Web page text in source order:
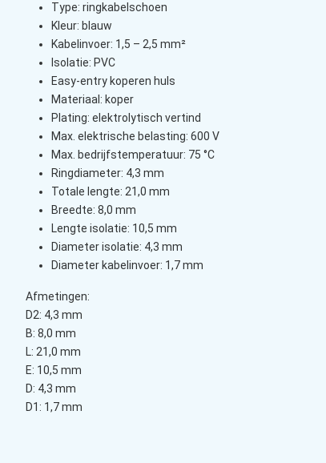
Type: ringkabelschoen
Kleur: blauw
Kabelinvoer: 1,5 – 2,5 mm²
Isolatie: PVC
Easy-entry koperen huls
Materiaal: koper
Plating: elektrolytisch vertind
Max. elektrische belasting: 600 V
Max. bedrijfstemperatuur: 75 °C
Ringdiameter: 4,3 mm
Totale lengte: 21,0 mm
Breedte: 8,0 mm
Lengte isolatie: 10,5 mm
Diameter isolatie: 4,3 mm
Diameter kabelinvoer: 1,7 mm
Afmetingen:
D2: 4,3 mm
B: 8,0 mm
L: 21,0 mm
E: 10,5 mm
D: 4,3 mm
D1: 1,7 mm